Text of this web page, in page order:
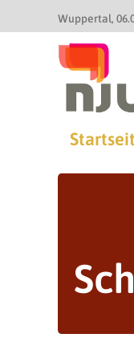
Wuppertal